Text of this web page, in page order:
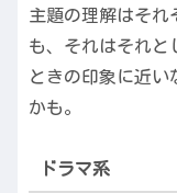
主題の理解はそれ
も、それはそれと
ときの印象に近い
かも。
ドラマ系